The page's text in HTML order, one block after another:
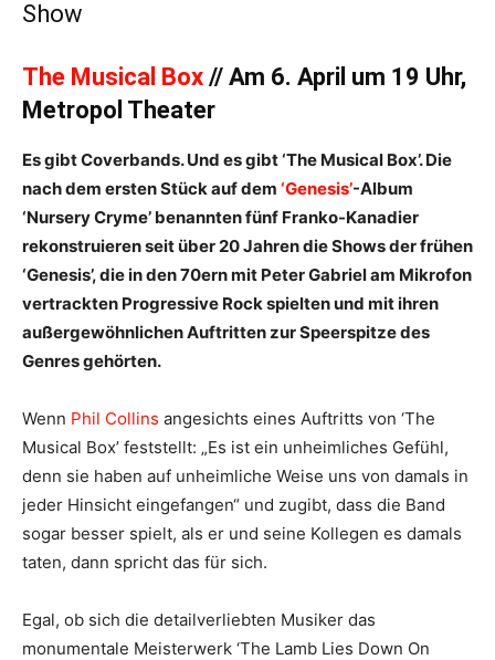
Show
The Musical Box // Am 6. April um 19 Uhr,
Metropol Theater
Es gibt Coverbands. Und es gibt ‘The Musical Box’. Die
nach dem ersten Stück auf dem ‘Genesis’-Album
‘Nursery Cryme’ benannten fünf Franko-Kanadier
rekonstruieren seit über 20 Jahren die Shows der frühen
‘Genesis’, die in den 70ern mit Peter Gabriel am Mikrofon
vertrackten Progressive Rock spielten und mit ihren
außergewöhnlichen Auftritten zur Speerspitze des
Genres gehörten.
Wenn Phil Collins angesichts eines Auftritts von ‘The
Musical Box’ feststellt: „Es ist ein unheimliches Gefühl,
denn sie haben auf unheimliche Weise uns von damals in
jeder Hinsicht eingefangen“ und zugibt, dass die Band
sogar besser spielt, als er und seine Kollegen es damals
taten, dann spricht das für sich.
Egal, ob sich die detailverliebten Musiker das
monumentale Meisterwerk ‘The Lamb Lies Down On